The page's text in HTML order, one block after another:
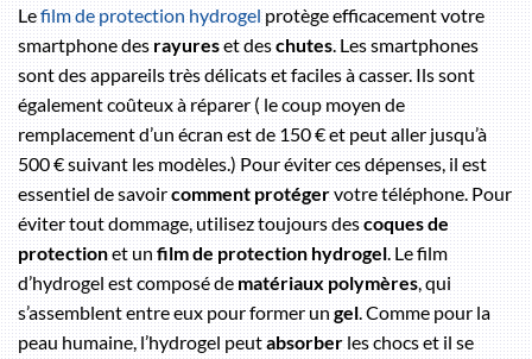
Lefilm de protection hydrogelprotège efficacement votre
smartphone desrayureset deschutes. Les smartphones
sont des appareils très délicats et faciles à casser. Ils sont
également coûteux à réparer ( le coup moyen de
remplacement d’un écran est de 150 € et peut aller jusqu’à
500 € suivant les modèles.) Pour éviter ces dépenses, il est
essentiel de savoircomment protégervotre téléphone. Pour
éviter tout dommage, utilisez toujours descoques de
protectionet unfilm de protection hydrogel. Le film
d’hydrogel est composé dematériaux polymères, qui
s’assemblent entre eux pour former ungel. Comme pour la
peau humaine, l’hydrogel peutabsorberles chocs et il se